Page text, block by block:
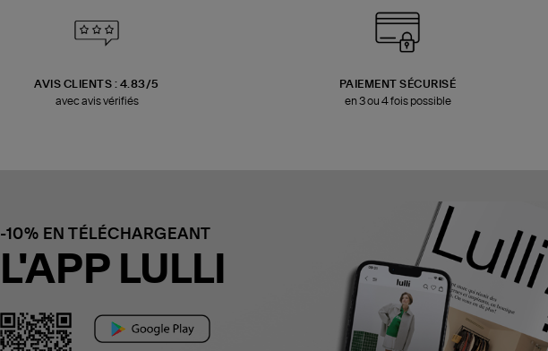
AVIS CLIENTS : 4.83/5
avec avis vérifiés
PAIEMENT SÉCURISÉ
en 3 ou 4 fois possible
-10% EN TÉLÉCHARGEANT
L'APP LULLI